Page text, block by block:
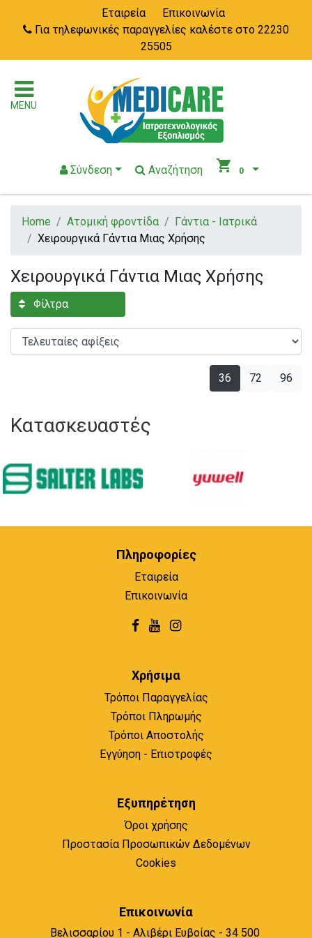
Εταιρεία
Επικοινωνία
Για τηλεφωνικές παραγγελίες καλέστε στο 22230
25505
MENU
Σύνδεση Αναζήτηση shopping_cart 0
Home Ατομική φροντίδα
Γάντια - Ιατρικά
Χειρουργικά Γάντια Μιας Χρήσης
Χειρουργικά Γάντια Μιας Χρήσης
Φίλτρα
36 72 96
Κατασκευαστές
Πληροφορίες
Εταιρεία
Επικοινωνία
Χρήσιμα
Τρόποι Παραγγελίας
Τρόποι Πληρωμής
Τρόποι Αποστολής
Εγγύηση - Επιστροφές
Εξυπηρέτηση
Όροι χρήσης
Προστασία Προσωπικών Δεδομένων
Cookies
Επικοινωνία
Βελισσαρίου 1 - Αλιβέρι Ευβοίας - 34 500